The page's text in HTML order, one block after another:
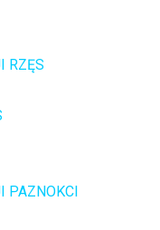
RZĘS
PAZNOKCI